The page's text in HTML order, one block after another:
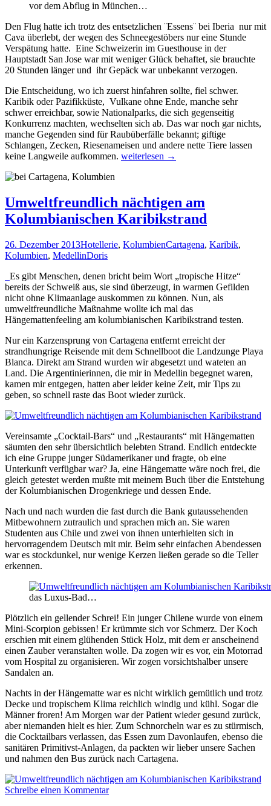
vor dem Abflug in München…
Den Flug hatte ich trotz des entsetzlichen ¨Essens¨ bei Iberia nur mit
Cava überlebt, der wegen des Schneegestöbers nur eine Stunde
Verspätung hatte. Eine Schweizerin im Guesthouse in der
Hauptstadt San Jose war mit weniger Glück behaftet, sie brauchte
20 Stunden länger und ihr Gepäck war unbekannt verzogen.
Die Entscheidung, wo ich zuerst hinfahren sollte, fiel schwer.
Karibik oder Pazifikküste, Vulkane ohne Ende, manche sehr
schwer erreichbar, sowie Nationalparks, die sich gegenseitig
Konkurrenz machten, wechselten sich ab. Das war noch gar nichts,
manche Gegenden sind für Raubüberfälle bekannt; giftige
Schlangen, Zecken, Riesenameisen und andere nette Tiere lassen
keine Langweile aufkommen. Auf
Costa
Ricas
Natursensationen
weiterlesen →
Umweltfreundlich nächtigen am
Kolumbianischen Karibikstrand
26. Dezember 2013Hotellerie, KolumbienCartagena, Karibik,
Kolumbien, MedellinDoris
Es gibt Menschen, denen bricht beim Wort „tropische Hitze“
bereits der Schweiß aus, sie sind überzeugt, in warmen Gefilden
nicht ohne Klimaanlage auskommen zu können. Nun, als
umweltfreundliche Maßnahme wollte ich mal das
Hängemattenfeeling am kolumbianischen Karibikstrand testen.
Nur ein Karzensprung von Cartagena entfernt erreicht der
strandhungrige Reisende mit dem Schnellboot die Landzunge Playa
Blanca. Direkt am Strand wurden wir abgesetzt und wateten an
Land. Die Argentinierinnen, die mir in Medellin begegnet waren,
kamen mir entgegen, hatten aber leider keine Zeit, mir Tips zu
geben, so schnell raste das Boot wieder zurück.
Vereinsamte „Cocktail-Bars“ und „Restaurants“ mit Hängematten
säumten den sehr übersichtlich belebten Strand. Endlich entdeckte
ich eine Gruppe junger Südamerikaner und fragte, ob eine
Unterkunft verfügbar war? Ja, eine Hängematte wäre noch frei, die
gleich getestet werden mußte mit meinem Buch über die Entstehung
der Kolumbianischen Drogenkriege und dessen Ende.
Nach und nach wurden die fast durch die Bank gutaussehenden
Mitbewohnern zutraulich und sprachen mich an. Sie waren
Studenten aus Chile und zwei von ihnen unterhielten sich in
hervorragendem Deutsch mit mir. Beim sehr einfachen Abendessen
war es stockdunkel, nur wenige Kerzen ließen gerade so die Teller
erkennen.
das Luxus-Bad…
Plötzlich ein gellender Schrei! Ein junger Chilene wurde von einem
Mini-Scorpion gebissen! Er krümmte sich vor Schmerz. Der Koch
erschien mit einem glühenden Stück Holz, mit dem er anscheinend
einen Zauber veranstalten wolle. Da zogen wir es vor, ein Motorrad
vom Hospital zu organisieren. Wir zogen vorsichtshalber unsere
Sandalen an.
Nachts in der Hängematte war es nicht wirklich gemütlich und trotz
Decke und tropischem Klima reichlich windig und kühl. Sogar die
Männer froren! Am Morgen war der Patient wieder gesund zurück,
aber niemanden hielt es hier. Zum Schnorcheln war es zu stürmisch,
die Cocktailbars verlassen, das Essen zum Davonlaufen, ebenso die
sanitären Primitivst-Anlagen, da packten wir lieber unsere Sachen
und nahmen den Bus zurück nach Cartagena.
Schreibe einen Kommentar